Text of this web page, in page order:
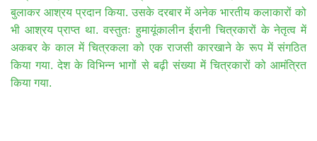
बुलाकर आश्रय प्रदान किया.उसके दरबार में अनेक भारतीय कलाकारों को
भी आश्रय प्राप्त था.वस्तुतः हुमायूंकालीन ईरानी चित्रकारों के नेतृत्व में
अकबर के काल में चित्रकला को एक राजसी कारखाने के रूप में संगठित
किया गया.देश के विभिन्न भागों से बढ़ी संख्या में चित्रकारों को आमंत्रित
किया गया.